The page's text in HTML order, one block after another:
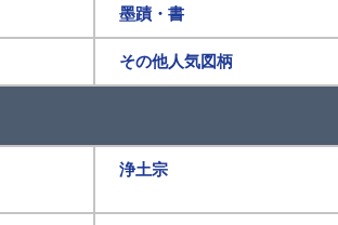
墨蹟・書
その他人気図柄
浄土宗